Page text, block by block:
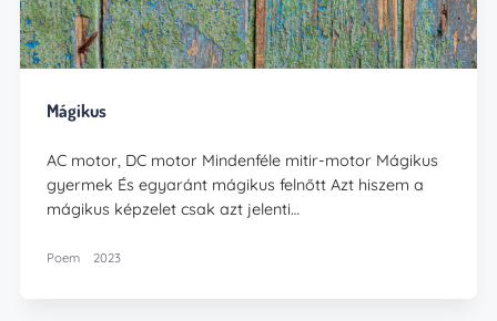
Mágikus
AC motor, DC motor Mindenféle mitir-motor Mágikus
gyermek És egyaránt mágikus felnőtt Azt hiszem a
mágikus képzelet csak azt jelenti…
Poem 2023